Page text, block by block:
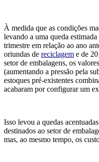
À medida que as condições
levando a uma queda
trimestre em relação ao ano
oriundas de reciclagem e de
setor de embalagens, os
(aumentando a pressão pela
estoques pré-existentes
acabaram por configurar um
Isso levou a quedas
destinados ao setor de
mas, ao mesmo tempo, os